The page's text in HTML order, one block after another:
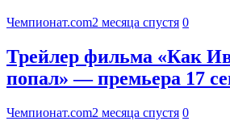
Чемпионат.com2 месяца спустя 0
Трейлер фильма «Как
попал» — премьера 17
Чемпионат.com2 месяца спустя 0